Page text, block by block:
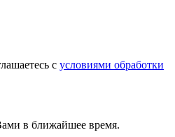
с условиями обработки
в ближайшее время.